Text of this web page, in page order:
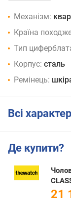
Механізм:
Країна
Тип
Корпус: сталь
Ремінець:
Всі
Де купити?
21